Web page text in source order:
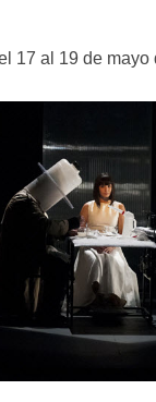
17 al 19 de mayo